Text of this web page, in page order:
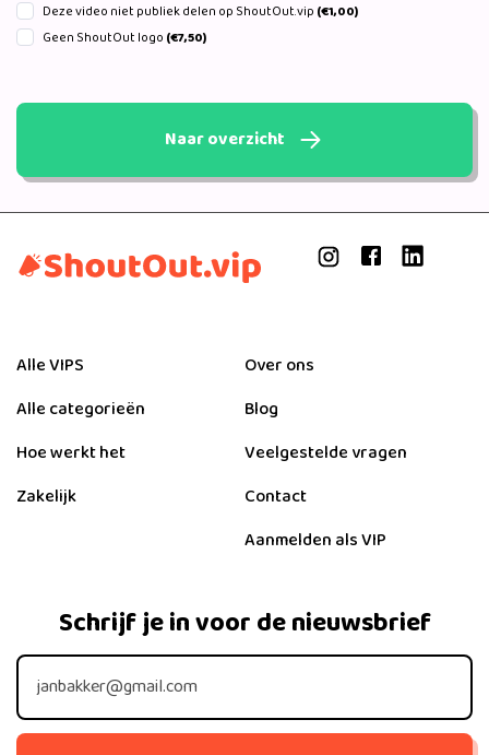
Deze video niet publiek delen op ShoutOut.vip (€1,00)
Geen ShoutOut logo (€7,50)
Naar overzicht
Alle VIPS
Alle categorieën
Hoe werkt het
Zakelijk
Over ons
Blog
Veelgestelde vragen
Contact
Aanmelden als VIP
Schrijf je in voor de nieuwsbrief